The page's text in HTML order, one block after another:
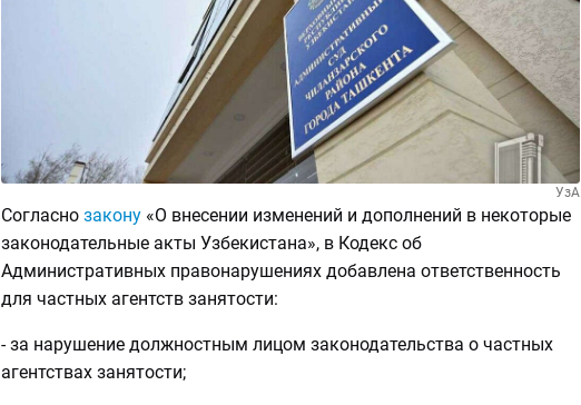
УзА
Согласно закону«О внесении изменений и дополнений в некоторые
законодательные акты Узбекистана», в Кодекс об
Административных правонарушениях добавлена ответственность
для частных агентств занятости:
- за нарушение должностным лицом законодательства о частных
агентствах занятости;